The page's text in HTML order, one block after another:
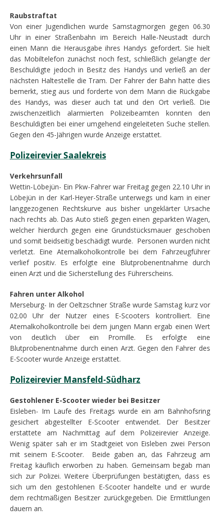
Raubstraftat
Von einer Jugendlichen wurde Samstagmorgen gegen 06.30
Uhr in einer Straßenbahn im Bereich Halle-Neustadt durch
einen Mann die Herausgabe ihres Handys gefordert. Sie hielt
das Mobiltelefon zunächst noch fest, schließlich gelangte der
Beschuldigte jedoch in Besitz des Handys und verließ an der
nächsten Haltestelle die Tram. Der Fahrer der Bahn hatte dies
bemerkt, stieg aus und forderte von dem Mann die Rückgabe
des Handys, was dieser auch tat und den Ort verließ. Die
zwischenzeitlich alarmierten Polizeibeamten konnten den
Beschuldigten bei einer umgehend eingeleiteten Suche stellen.
Gegen den 45-Jährigen wurde Anzeige erstattet.
Polizeirevier Saalekreis
Verkehrsunfall
Wettin-Löbejün- Ein Pkw-Fahrer war Freitag gegen 22.10 Uhr in
Löbejün in der Karl-Heyer-Straße unterwegs und kam in einer
langgezogenen Rechtskurve aus bisher ungeklärter Ursache
nach rechts ab. Das Auto stieß gegen einen geparkten Wagen,
welcher hierdurch gegen eine Grundstücksmauer geschoben
und somit beidseitig beschädigt wurde. Personen wurden nicht
verletzt. Eine Atemalkoholkontrolle bei dem Fahrzeugführer
verlief positiv. Es erfolgte eine Blutprobenentnahme durch
einen Arzt und die Sicherstellung des Führerscheins.
Fahren unter Alkohol
Merseburg- In der Oeltzschner Straße wurde Samstag kurz vor
02.00 Uhr der Nutzer eines E-Scooters kontrolliert. Eine
Atemalkoholkontrolle bei dem jungen Mann ergab einen Wert
von deutlich über ein Promille. Es erfolgte eine
Blutprobenentnahme durch einen Arzt. Gegen den Fahrer des
E-Scooter wurde Anzeige erstattet.
Polizeirevier Mansfeld-Südharz
Gestohlener E-Scooter wieder bei Besitzer
Eisleben- Im Laufe des Freitags wurde ein am Bahnhofsring
gesichert abgestellter E-Scooter entwendet. Der Besitzer
erstattete am Nachmittag auf dem Polizeirevier Anzeige.
Wenig später sah er im Stadtgeiet von Eisleben zwei Person
mit seinem E-Scooter. Beide gaben an, das Fahrzeug am
Freitag käuflich erworben zu haben. Gemeinsam begab man
sich zur Polizei. Weitere Überprüfungen bestätigten, dass es
sich um den gestohlenen E-Scooter handelte und er wurde
dem rechtmäßigen Besitzer zurückgegeben. Die Ermittlungen
dauern an.